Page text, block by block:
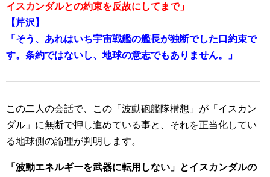
イスカンダルとの約束を反故にしてまで」
【芹沢】
「そう、あれはいち宇宙戦艦の艦長が独断でした口約束で
す。条約ではないし、地球の意志でもありません。」
この二人の会話で、この「波動砲艦隊構想」が「イスカン
ダル」に無断で押し進めている事と、それを正当化してい
る地球側の論理が判明します。
「波動エネルギーを武器に転用しない」とイスカンダルの